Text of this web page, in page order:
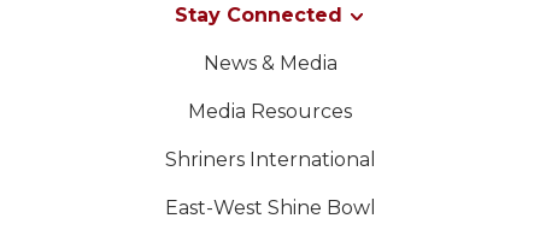
Stay Connected
News & Media
Media Resources
Shriners International
East-West Shine Bowl